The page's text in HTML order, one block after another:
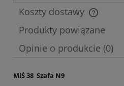
Koszty dostawy
Cena nie zawiera ewentualnych
Produkty powiązane
Opinie o produkcie (0)
MIŚ 38 Szafa N9